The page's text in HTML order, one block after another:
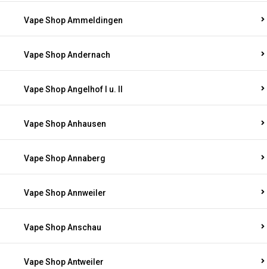
Vape Shop Ammeldingen
Vape Shop Andernach
Vape Shop Angelhof I u. II
Vape Shop Anhausen
Vape Shop Annaberg
Vape Shop Annweiler
Vape Shop Anschau
Vape Shop Antweiler